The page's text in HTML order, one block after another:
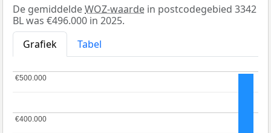
De gemiddeldeWOZ-waarde in postcodegebied 3342
BL was €496.000 in 2025.
Grafiek
Tabel
€400.000
€400.000
€500.000
€500.000